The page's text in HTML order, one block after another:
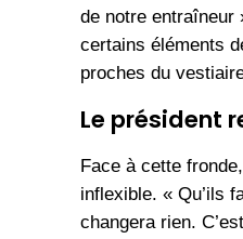
de notre entraîneur
certains éléments
proches du
Le président
Face à cette
inflexible. « Qu’ils
changera rien.